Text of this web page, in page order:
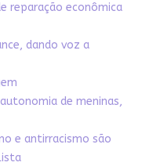
reparação econômica
dando voz a
de meninas,
e antirracismo são